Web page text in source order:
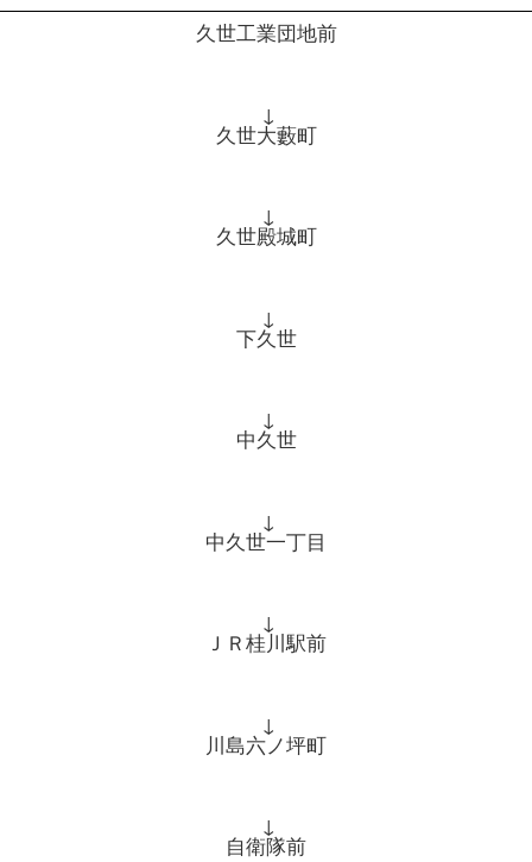
久世工業団地前
↓
久世大藪町
↓
久世殿城町
↓
下久世
↓
中久世
↓
中久世一丁目
↓
ＪＲ桂川駅前
↓
川島六ノ坪町
↓
自衛隊前